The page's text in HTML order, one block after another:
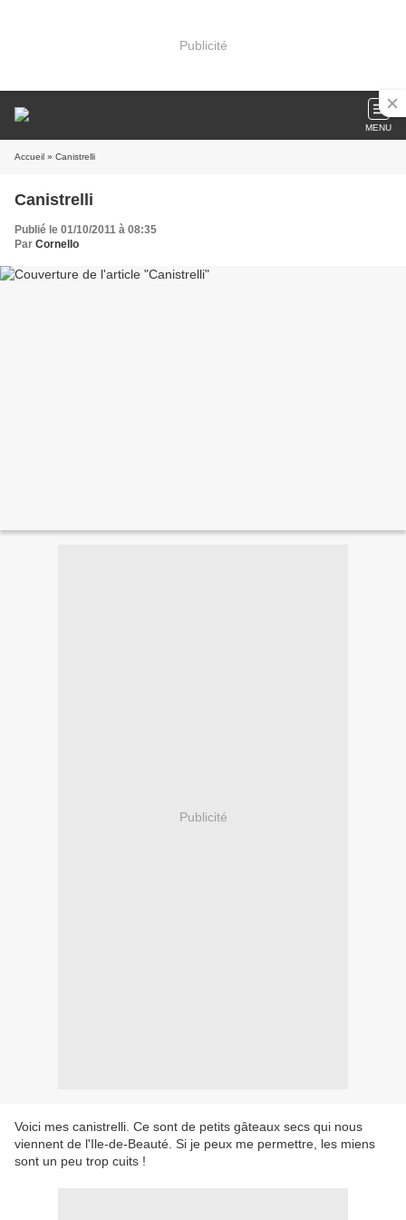
Publicité
MENU
Accueil » Canistrelli
Canistrelli
Publié le 01/10/2011 à 08:35
Par Cornello
Publicité
Voici mes canistrelli. Ce sont de petits gâteaux secs qui nous
viennent de l'Ile-de-Beauté. Si je peux me permettre, les miens
sont un peu trop cuits !